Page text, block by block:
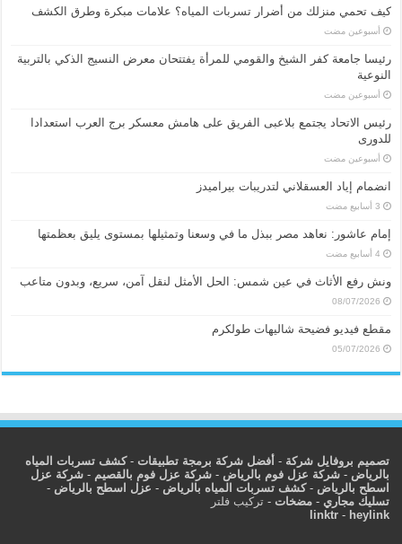
كيف تحمي منزلك من أضرار تسربات المياه؟ علامات مبكرة وطرق الكشف
‏أسبوعين مضت
رئيسا جامعة كفر الشيخ والقومي للمرأة يفتتحان معرض النسيج الذكي بالتربية
النوعية
‏أسبوعين مضت
رئيس الاتحاد يجتمع بلاعبى الفريق على هامش معسكر برج العرب استعدادا
للدورى
‏أسبوعين مضت
انضمام إياد العسقلاني لتدريبات بيراميدز
إمام عاشور: نعاهد مصر ببذل ما في وسعنا وتمثيلها بمستوى يليق بعظمتها
ونش رفع الأثاث في عين شمس: الحل الأمثل لنقل آمن، سريع، وبدون متاعب
08/07/2026
مقطع فيديو فضيحة شاليهات طولكرم
05/07/2026
تصميم بروفايل شركة - أفضل شركة برمجة تطبيقات -كشف تسربات المياه
بالرياض -شركة عزل فوم بالرياض -شركة عزل فوم بالقصيم -شركة عزل
اسطح بالرياض -كشف تسربات المياه بالرياض - عزل اسطح بالرياض -
تسليك مجاري -مضخات -تركيب فلتر
linktr- heylink